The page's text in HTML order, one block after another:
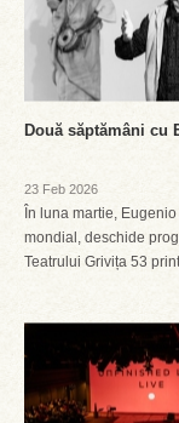
Două săptămâni cu
23 Feb 2026
În luna martie,
mondial, deschide
Teatrului Grivița 53